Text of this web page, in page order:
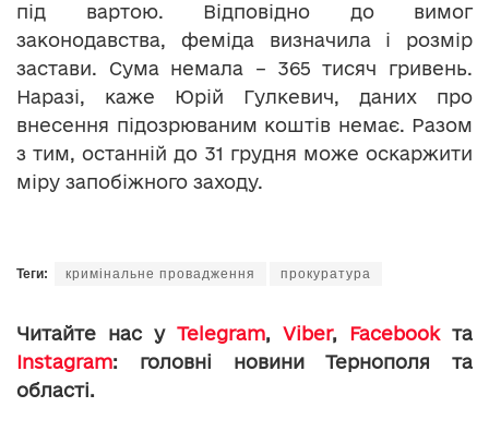
під вартою. Відповідно до вимог
законодавства, феміда визначила і розмір
застави. Сума немала – 365 тисяч гривень.
Наразі, каже Юрій Гулкевич, даних про
внесення підозрюваним коштів немає. Разом
з тим, останній до 31 грудня може оскаржити
міру запобіжного заходу.
Теги: кримінальне провадження прокуратура
Читайте нас у Telegram, Viber, Facebookта
Instagram: головні новини Тернополя та
області.